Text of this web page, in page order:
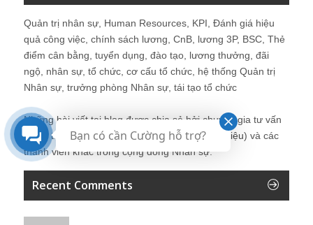
Quản trị nhân sự, Human Resources, KPI, Đánh giá hiệu
quả công việc, chính sách lương, CnB, lương 3P, BSC, Thẻ
điểm cân bằng, tuyển dụng, đào tạo, lương thưởng, đãi
ngộ, nhân sự, tổ chức, cơ cấu tổ chức, hệ thống Quản trị
Nhân sự, trưởng phòng Nhân sự, tái tạo tổ chức
Những bài viết tại blog được chia sẻ bởi chuyên gia tư vấn
Quản trị Nhân sự Nguyễn Hùng Cường (giới thiệu) và các
thành viên khác trong cộng đồng Nhân sự.
Recent Comments
Bạn có cần Cường hỗ trợ?